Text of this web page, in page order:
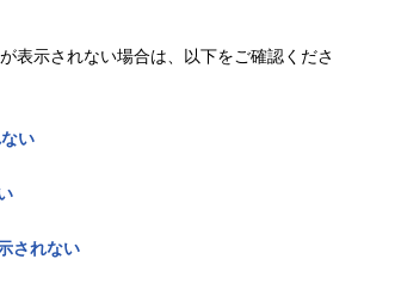
表示されない場合は、以下をご確認くださ
い
されない